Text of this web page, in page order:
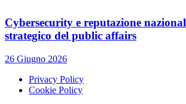
Cybersecurity e reputazione
strategico del public affairs
26 Giugno 2026
Privacy Policy
Cookie Policy